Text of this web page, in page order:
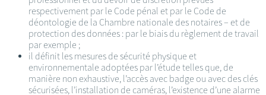
respectivement par le Code pénal et par le Code de
déontologie de la Chambre nationale des notaires – et de
protection des données : par le biais du règlement de travail
par exemple ;
il définit les mesures de sécurité physique et
environnementale adoptées par l’étude telles que, de
manière non exhaustive, l’accès avec badge ou avec des clés
sécurisées, l’installation de caméras, l’existence d’une alarme